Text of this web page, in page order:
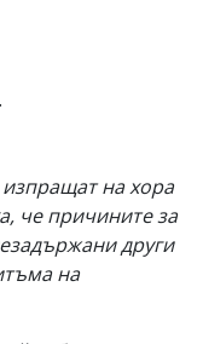
на хора
че причините за
други
на